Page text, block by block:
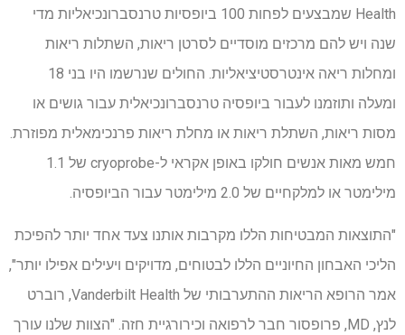
Health שמבצעים לפחות 100 ביופסיות טרנסברונכיאליות מדי
שנה ויש להם מרכזים מוסדיים לסרטן ריאות, השתלות ריאות
ומחלות ריאה אינטרסטיציאליות. החולים שנרשמו היו בני 18
ומעלה ותוזמנו לעבור ביופסיה טרנסברונכיאלית עבור גושים או
מסות ריאות, השתלת ריאות או מחלת ריאות פרנכימאלית מפוזרת.
חמש מאות אנשים חולקו באופן אקראי ל-cryoprobe של 1.1
מילימטר או למלקחיים של 2.0 מילימטר עבור הביופסיה.
"התוצאות המבטיחות הללו מקרבות אותנו צעד אחד יותר להפיכת
הליכי האבחון החיוניים הללו לבטוחים, מדויקים ויעילים אפילו יותר",
אמר הרופא הריאות ההתערבותי של Vanderbilt Health, רוברט
לנץ, MD, פרופסור חבר לרפואה וכירורגיית חזה. "הצוות שלנו עורך